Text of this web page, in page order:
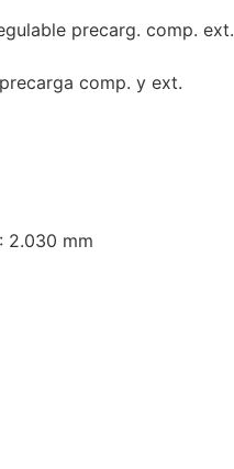
precarg. comp. ext.
comp. y ext.
: 2.030 mm